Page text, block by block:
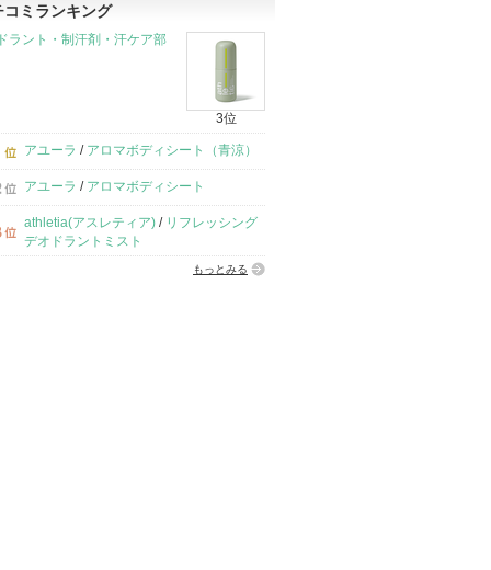
コミランキング
ラント・制汗剤・汗ケア部
3位
アユーラ / アロマボディシート（青涼）
アユーラ / アロマボディシート
athletia(アスレティア) / リフレッシング
デオドラントミスト
もっとみる